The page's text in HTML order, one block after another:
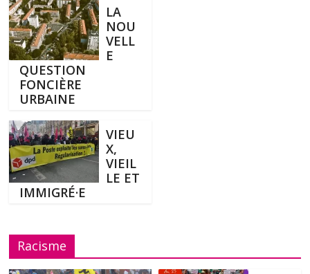
LA
NOU
VELL
E
QUESTION
FONCIÈRE
URBAINE
VIEU
X,
VIEIL
LE ET
IMMIGRÉ·E
Racisme